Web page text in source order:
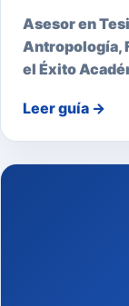
Asesor en
Antropología,
el Éxito
Leer guía →